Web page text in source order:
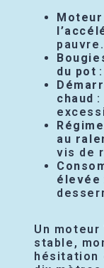
pauvre.
du pot
chaud :
au
vis de
élevée
Un moteur
stable,
hésitation